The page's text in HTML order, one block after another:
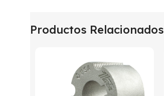
Productos Relacionados